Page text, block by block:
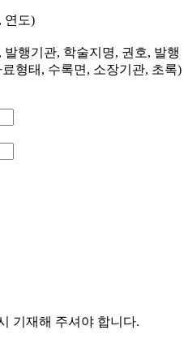
연도)
행기관, 학술지명, 권호, 발행
형태, 수록면, 소장기관, 초록)
기재해 주셔야 합니다.